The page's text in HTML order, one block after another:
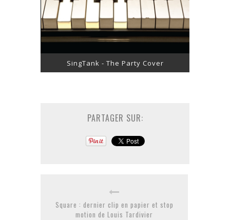
SingTank - The Party Cover
PARTAGER SUR:
Square : dernier clip en papier et stop
motion de Louis Tardivier